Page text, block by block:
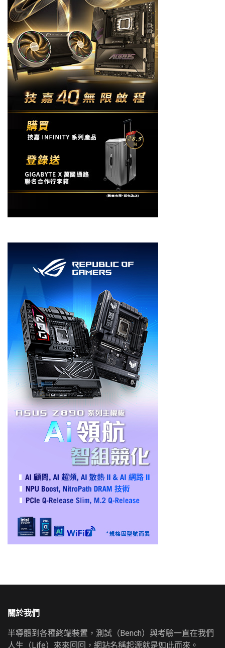
關於我們
半導體到各種終端裝置，測試（Bench）與考驗一直在我們
人生（Life）來來回回，網站名稱起源就是如此而來。